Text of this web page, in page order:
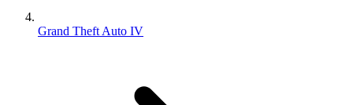
Grand Theft Auto IV